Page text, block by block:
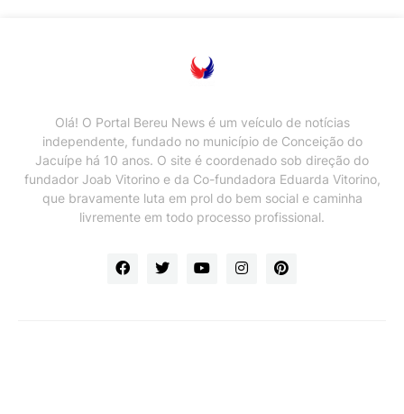
Olá! O Portal Bereu News é um veículo de notícias
independente, fundado no município de Conceição do
Jacuípe há 10 anos. O site é coordenado sob direção do
fundador Joab Vitorino e da Co-fundadora Eduarda Vitorino,
que bravamente luta em prol do bem social e caminha
livremente em todo processo profissional.